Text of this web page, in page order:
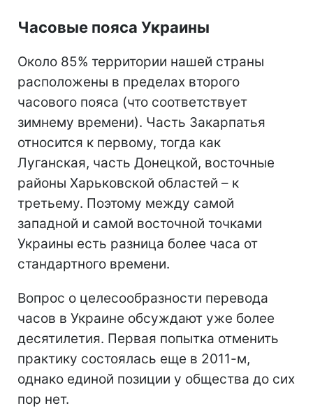
Часовые пояса Украины
Около 85% территории нашей страны
расположены в пределах второго
часового пояса (что соответствует
зимнему времени). Часть Закарпатья
относится к первому, тогда как
Луганская, часть Донецкой, восточные
районы Харьковской областей – к
третьему. Поэтому между самой
западной и самой восточной точками
Украины есть разница более часа от
стандартного времени.
Вопрос о целесообразности перевода
часов в Украине обсуждают уже более
десятилетия. Первая попытка отменить
практику состоялась еще в 2011-м,
однако единой позиции у общества до сих
пор нет.